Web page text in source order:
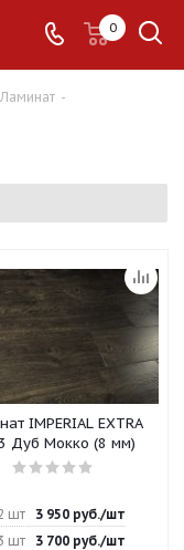
0
Ламинат -
IMPERIAL EXTRA
Дуб Мокко (8 мм)
шт 3 950руб./шт
шт
3 700руб./шт